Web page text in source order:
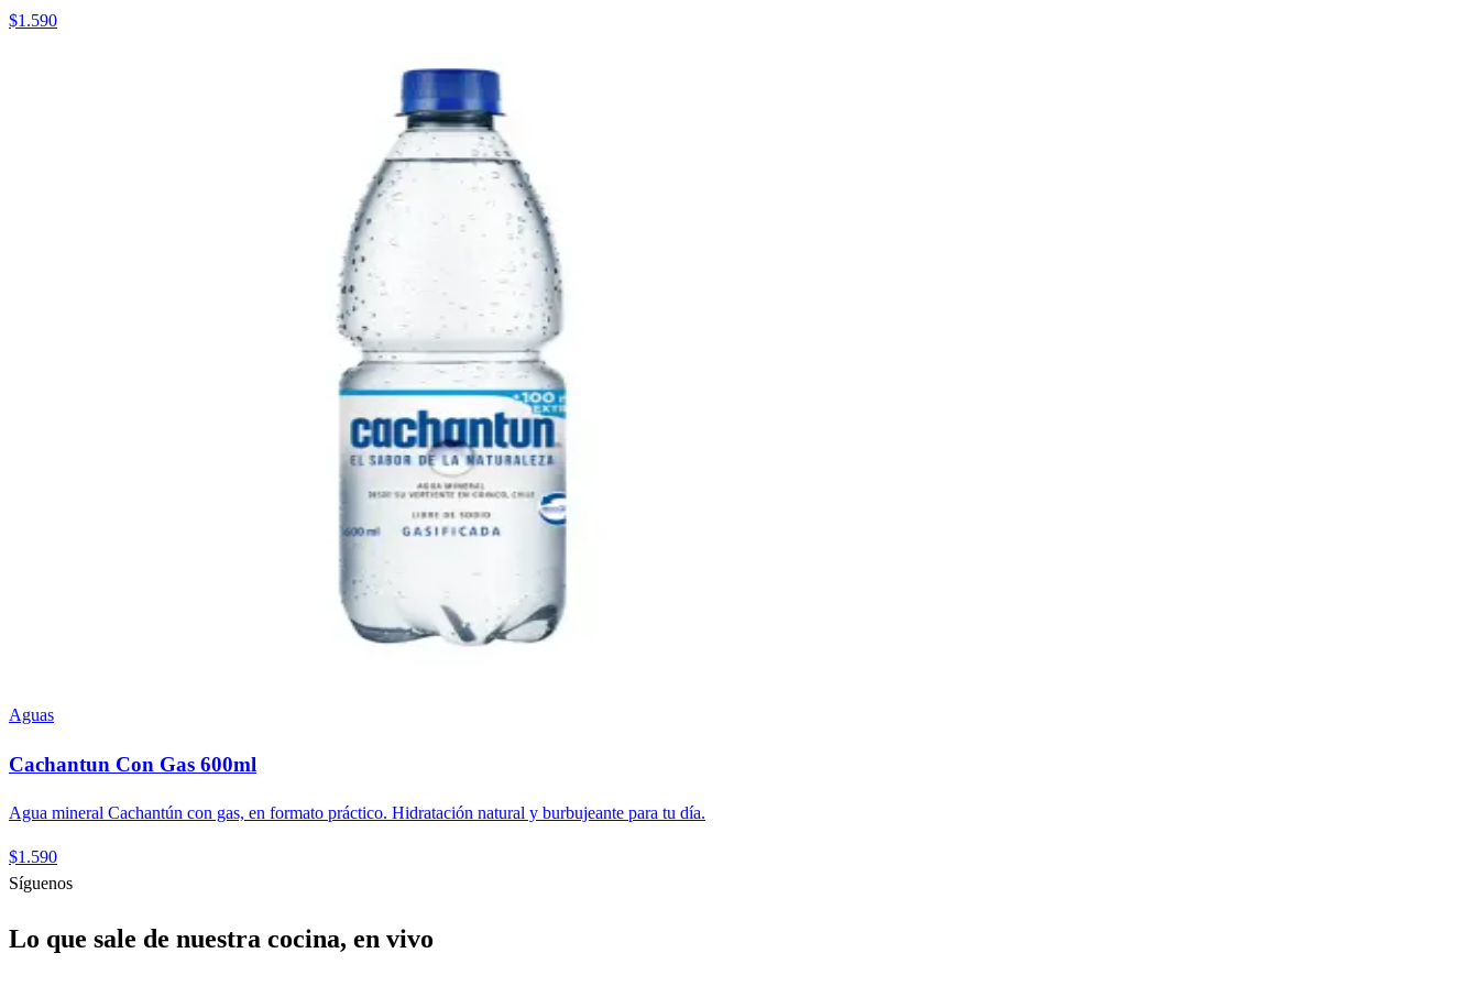
$1.590
Aguas
Cachantun Con Gas 600ml
Agua mineral Cachantún con gas, en formato práctico. Hidratación natural y burbujeante para tu día.
$1.590
Síguenos
Lo que sale de nuestra cocina, en vivo